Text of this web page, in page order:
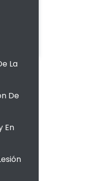
La
De
En